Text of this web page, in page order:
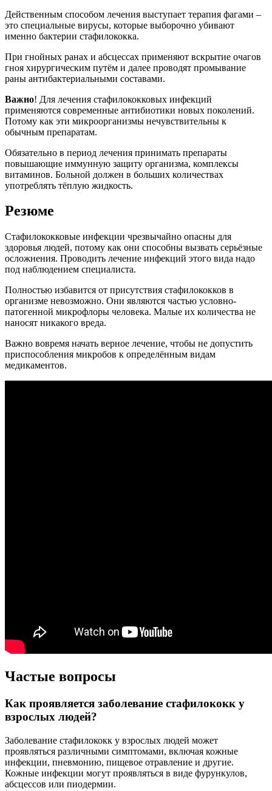
Действенным способом лечения выступает терапия фагами –
это специальные вирусы, которые выборочно убивают
именно бактерии стафилококка.
При гнойных ранах и абсцессах применяют вскрытие очагов
гноя хирургическим путём и далее проводят промывание
раны антибактериальными составами.
Важно! Для лечения стафилококковых инфекций
применяются современные антибиотики новых поколений.
Потому как эти микроорганизмы нечувствительны к
обычным препаратам.
Обязательно в период лечения принимать препараты
повышающие иммунную защиту организма, комплексы
витаминов. Больной должен в больших количествах
употреблять тёплую жидкость.
Резюме
Стафилококковые инфекции чрезвычайно опасны для
здоровья людей, потому как они способны вызвать серьёзные
осложнения. Проводить лечение инфекций этого вида надо
под наблюдением специалиста.
Полностью избавится от присутствия стафилококков в
организме невозможно. Они являются частью условно-
патогенной микрофлоры человека. Малые их количества не
наносят никакого вреда.
Важно вовремя начать верное лечение, чтобы не допустить
приспособления микробов к определённым видам
медикаментов.
Частые вопросы
Как проявляется заболевание стафилококк у
взрослых людей?
Заболевание стафилококк у взрослых людей может
проявляться различными симптомами, включая кожные
инфекции, пневмонию, пищевое отравление и другие.
Кожные инфекции могут проявляться в виде фурункулов,
абсцессов или пиодермии.